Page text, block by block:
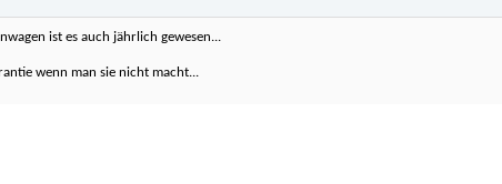
ist es auch jährlich gewesen...
wenn man sie nicht macht...